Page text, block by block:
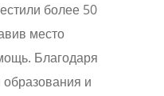
более 50
место
Благодаря
образования и